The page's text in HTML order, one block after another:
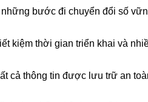
bước đi chuyển đổi số
kiệm thời gian triển khai và
cả thông tin được lưu trữ an